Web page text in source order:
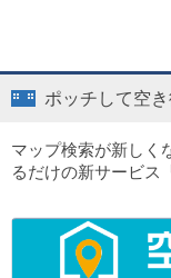
ポッチして空
マップ検索が新しく
るだけの新サービス